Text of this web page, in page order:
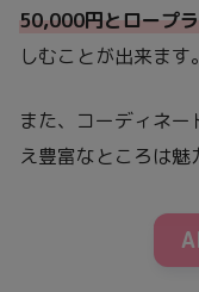
50,000円とロープ
しむことが出来ます。
また、コーディネ
え豊富なところは魅